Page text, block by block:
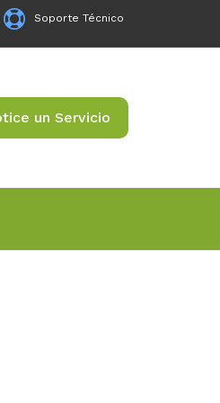
Soporte Técnico
un Servicio